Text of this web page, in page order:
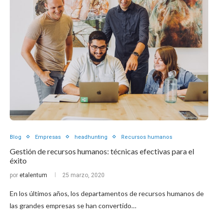
Blog Empresas headhunting Recursos humanos
Gestión de recursos humanos: técnicas efectivas para el
éxito
por etalentum 25 marzo, 2020
En los últimos años, los departamentos de recursos humanos de
las grandes empresas se han convertido…